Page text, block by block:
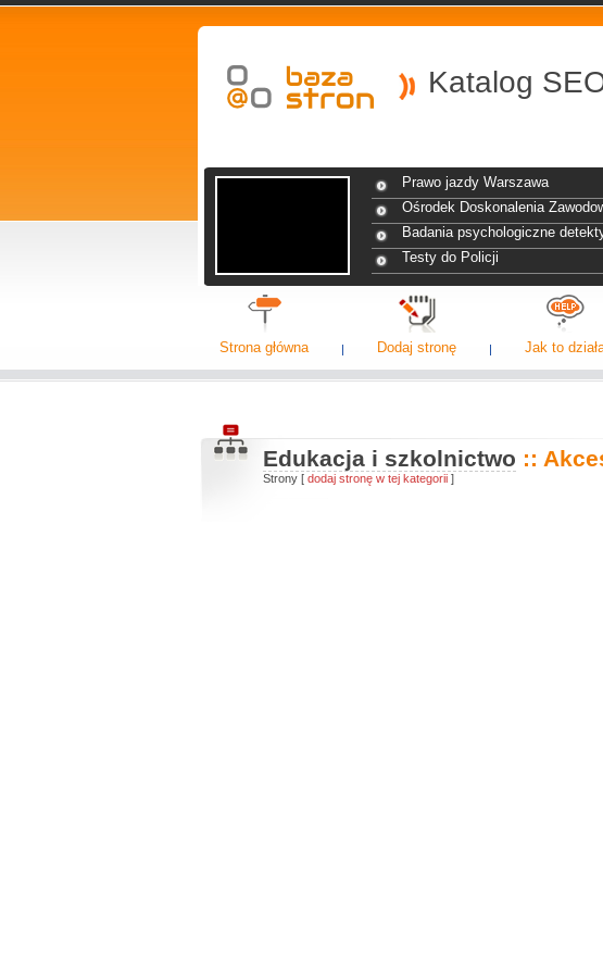
Katalog
Prawo jazdy Warszawa
Ośrodek Doskonalenia
Badania psychologiczne
Testy do Policji
Strona główna Dodaj stronę Jak to
Edukacja i szkolnictwo ::
Strony [ dodaj stronę w tej kategorii ]